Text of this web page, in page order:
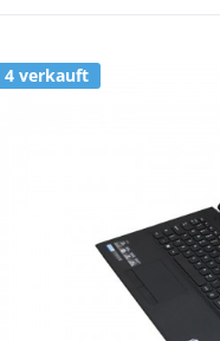
4 verkauft